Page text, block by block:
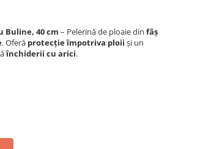
Buline, 40 cm – Pelerină de ploaie din fâș
. Oferă protecție împotriva ploii și un
închiderii cu arici.